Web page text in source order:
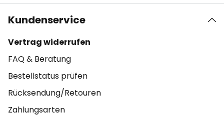
Kundenservice
Vertrag widerrufen
FAQ & Beratung
Bestellstatus prüfen
Rücksendung/Retouren
Zahlungsarten